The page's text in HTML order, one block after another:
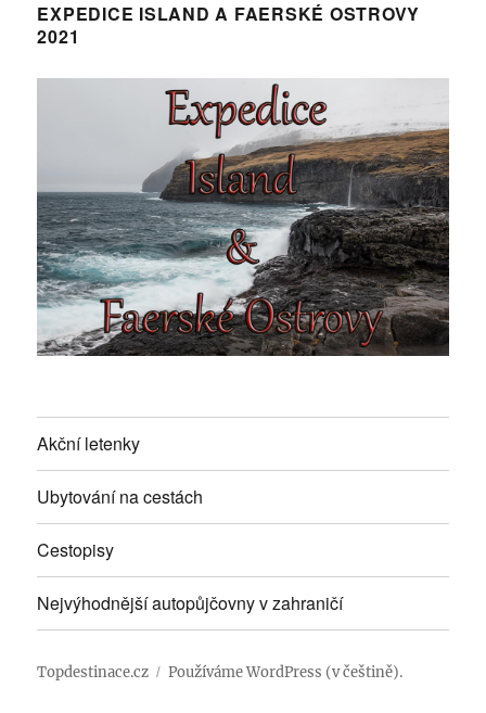
EXPEDICE ISLAND A FAERSKÉ OSTROVY
2021
Akční letenky
Ubytování na cestách
Cestopisy
Nejvýhodnější autopůjčovny v zahraničí
Topdestinace.cz Používáme WordPress (v češtině).